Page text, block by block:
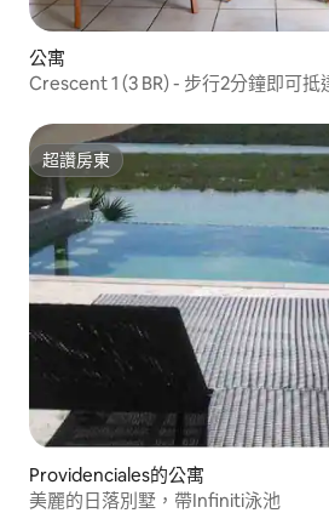
公寓
Crescent 1 (3 BR) - 步行2分鐘即可
超讚房東
超讚房東
Providenciales的公寓
美麗的日落別墅，帶Infiniti泳池